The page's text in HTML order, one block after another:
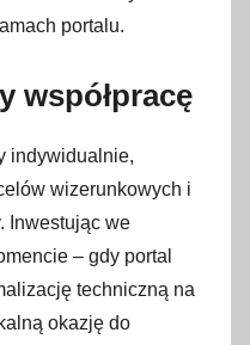
portalu.
współpracę
indywidualnie,
wizerunkowych i
Inwestując we
– gdy portal
techniczną na
okazję do